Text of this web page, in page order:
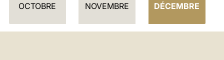
OCTOBRE NOVEMBRE DÉCEMBRE